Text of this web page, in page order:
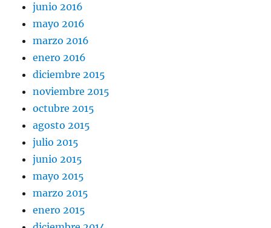
junio 2016
mayo 2016
marzo 2016
enero 2016
diciembre 2015
noviembre 2015
octubre 2015
agosto 2015
julio 2015
junio 2015
mayo 2015
marzo 2015
enero 2015